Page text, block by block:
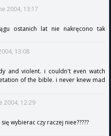
2004, 13:17
ostanich lat nie nakręcono tak
13:08
and violent. i couldn't even watch
of the bible. i never knew mad
2004, 12:29
wybierac czy raczej niee?????